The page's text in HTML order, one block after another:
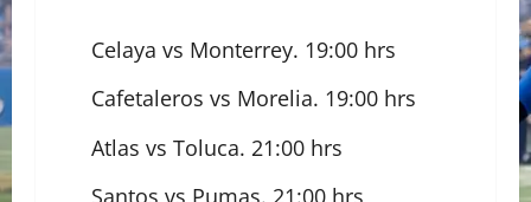
Celaya vs Monterrey. 19:00 hrs
Cafetaleros vs Morelia. 19:00 hrs
Atlas vs Toluca. 21:00 hrs
Santos vs Pumas. 21:00 hrs